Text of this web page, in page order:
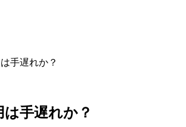
手遅れか？
手遅れか？